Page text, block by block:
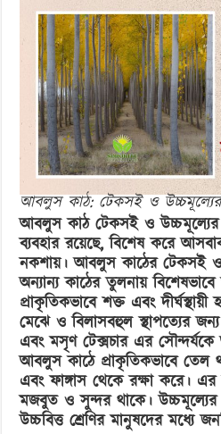
আবলুস কাঠ: টেকসই ও উচ্চমূল্যের
আবলুস কাঠ টেকসই ও উচ্চমূল্যের
ব্যবহার রয়েছে, বিশেষ করে
নকশায়। আবলুস কাঠের টেকসই ও
অন্যান্য কাঠের তুলনায়
প্রাকৃতিকভাবে শক্ত এবং
মেঝে ও বিলাসবহুল স্থাপত্যের
এবং মসৃণ টেক্সচার এর
আবলুস কাঠে প্রাকৃতিকভাবে তেল
এবং ফাঙ্গাস থেকে রক্ষা করে।
মজবুত ও সুন্দর থাকে। উচ্চমূল্যের
উচ্চবিত্ত শ্রেণির মানুষদের মধ্যে